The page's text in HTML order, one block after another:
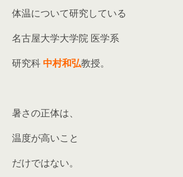
体温について研究している
名古屋大学大学院 医学系
研究科中村和弘教授。
暑さの正体は、
温度が高いこと
だけではない。